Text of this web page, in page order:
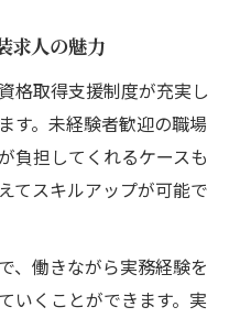
求人の魅力
格取得支援制度が充実し
す。未経験者歓迎の職場
負担してくれるケースも
てスキルアップが可能で
、働きながら実務経験を
いくことができます。実